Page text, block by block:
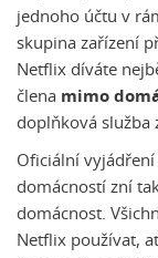
jednoho účtu v
skupina zařízení
Netflix díváte
člena mimo
doplňková služba
Oficiální
domácností zní
domácnost.
Netflix používat,